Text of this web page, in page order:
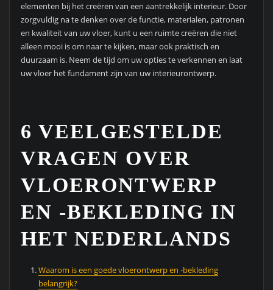
elementen bij het creëren van een aantrekkelijk interieur. Door
zorgvuldig na te denken over de functie, materialen, patronen
en kwaliteit van uw vloer, kunt u een ruimte creëren die niet
alleen mooi is om naar te kijken, maar ook praktisch en
duurzaam is. Neem de tijd om uw opties te verkennen en laat
uw vloer het fundament zijn van uw interieurontwerp.
6 VEELGESTELDE
VRAGEN OVER
VLOERONTWERP
EN -BEKLEDING IN
HET NEDERLANDS
Waarom is een goede vloerontwerp en -bekleding
belangrijk?